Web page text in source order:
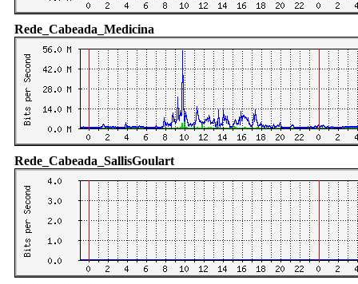
Rede_Cabeada_Medicina
Rede_Cabeada_SallisGoulart